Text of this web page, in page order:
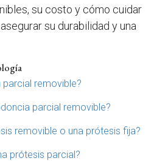
su costo y cómo cuidar
su durabilidad y una
parcial removible?
parcial removible?
removible o una prótesis fija?
prótesis parcial?